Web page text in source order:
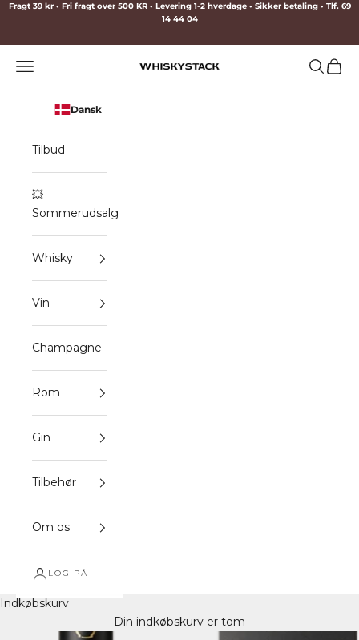
Spring til indhold
Fragt 39 kr • Fri fragt over 500 KR • Levering 1-2 hverdage • Sikker betaling • Tlf. 69
14 44 04
WHISKYSTACK
Menu Søg
Dansk
Tilbud
💥
Sommerudsalg
Whisky
Vin
Champagne
Rom
Gin
Tilbehør
Om os
LOG PÅ
Indkøbskurv
Din indkøbskurv er tom